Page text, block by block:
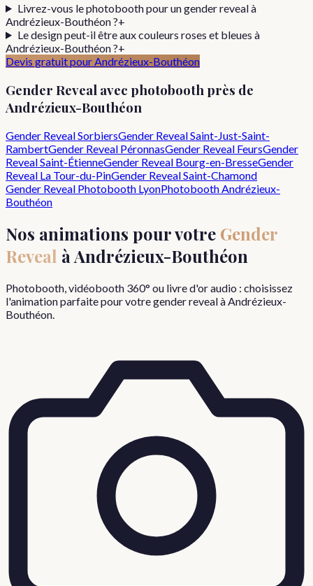
Livrez-vous le photobooth pour un gender reveal à
Andrézieux-Bouthéon ?+
Le design peut-il être aux couleurs roses et bleues à
Andrézieux-Bouthéon ?+
Devis gratuit pourAndrézieux-Bouthéon
Gender Reveal avec photobooth près de
Andrézieux-Bouthéon
Gender RevealSorbiersGender RevealSaint-Just-Saint-
RambertGender Reveal PéronnasGender Reveal FeursGender
RevealSaint-ÉtienneGender Reveal Bourg-en-BresseGender
Reveal La Tour-du-PinGender RevealSaint-Chamond
Gender Reveal Photobooth LyonPhotoboothAndrézieux-
Bouthéon
Nos animations pour votre Gender
Reveal à Andrézieux-Bouthéon
Photobooth, vidéobooth 360° ou livre d'or audio : choisissez
l'animation parfaite pour votregender revealàAndrézieux-
Bouthéon.